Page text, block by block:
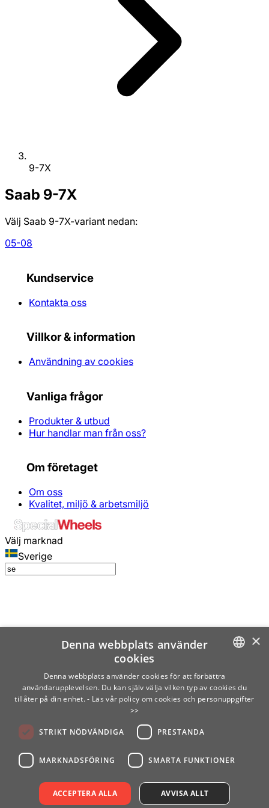
9-7X
Saab 9-7X
Välj Saab 9-7X-variant nedan:
05-08
Kundservice
Kontakta oss
Villkor & information
Användning av cookies
Vanliga frågor
Produkter & utbud
Hur handlar man från oss?
Om företaget
Om oss
Kvalitet, miljö & arbetsmiljö
Välj marknad
Sverige
SWEDISH
×
Denna webbplats använder
cookies
Denna webbplats använder cookies för att förbättra
användarupplevelsen. Du kan själv välja vilken typ av cookies du
tillåter på din enhet. - Läs vår policy om cookies och personuppgifter
>>
STRIKT NÖDVÄNDIGA PRESTANDA
MARKNADSFÖRING SMARTA FUNKTIONER
ACCEPTERA ALLA AVVISA ALLT